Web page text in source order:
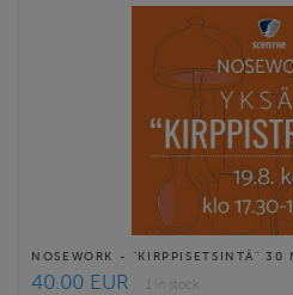
NOSEWORK - "KIRPPISETSINTÄ" 30
40.00 EUR
1 in stock